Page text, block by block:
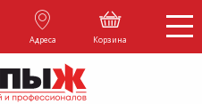
Адреса Корзина